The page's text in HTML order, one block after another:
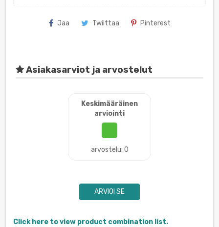
Jaa Twiittaa Pinterest
Asiakasarviot ja arvostelut
Keskimääräinen
arviointi
arvostelu: 0
ARVIOI SE
Click here to view product combination list.